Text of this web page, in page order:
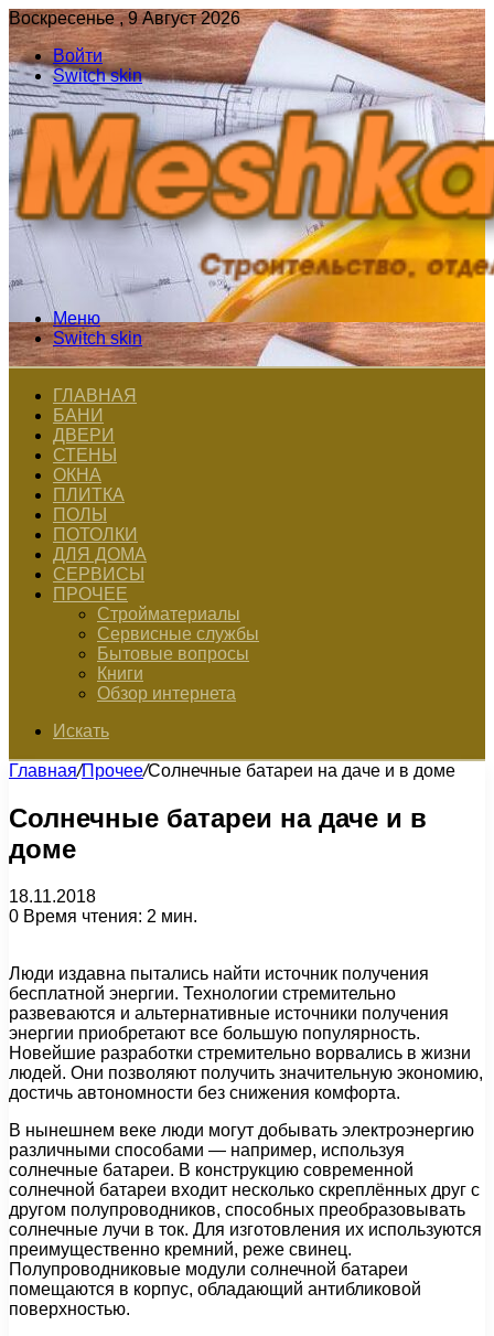
Воскресенье , 9 Август 2026
Войти
Switch skin
Меню
Switch skin
ГЛАВНАЯ
БАНИ
ДВЕРИ
СТЕНЫ
ОКНА
ПЛИТКА
ПОЛЫ
ПОТОЛКИ
ДЛЯ ДОМА
СЕРВИСЫ
ПРОЧЕЕ
Стройматериалы
Сервисные службы
Бытовые вопросы
Книги
Обзор интернета
Искать
Главная/Прочее/Солнечные батареи на даче и в доме
Солнечные батареи на даче и в
доме
18.11.2018
0 Время чтения: 2 мин.
Люди издавна пытались найти источник получения
бесплатной энергии. Технологии стремительно
развеваются и альтернативные источники получения
энергии приобретают все большую популярность.
Новейшие разработки стремительно ворвались в жизни
людей. Они позволяют получить значительную экономию,
достичь автономности без снижения комфорта.
В нынешнем веке люди могут добывать электроэнергию
различными способами — например, используя
солнечные батареи. В конструкцию современной
солнечной батареи входит несколько скреплённых друг с
другом полупроводников, способных преобразовывать
солнечные лучи в ток. Для изготовления их используются
преимущественно кремний, реже свинец.
Полупроводниковые модули солнечной батареи
помещаются в корпус, обладающий антибликовой
поверхностью.